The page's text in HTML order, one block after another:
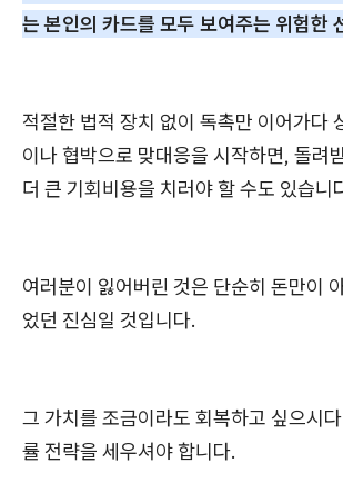
는 본인의 카드를 모두 보여주는 위험한
적절한 법적 장치 없이 독촉만 이어가다
이나 협박으로 맞대응을 시작하면, 돌려
더 큰 기회비용을 치러야 할 수도 있습니
여러분이 잃어버린 것은 단순히 돈만이
었던 진심일 것입니다.
그 가치를 조금이라도 회복하고 싶으시
률 전략을 세우셔야 합니다.